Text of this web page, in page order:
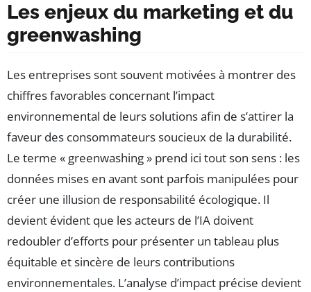
Les enjeux du marketing et du
greenwashing
Les entreprises sont souvent motivées à montrer des
chiffres favorables concernant l’impact
environnemental de leurs solutions afin de s’attirer la
faveur des consommateurs soucieux de la durabilité.
Le terme « greenwashing » prend ici tout son sens : les
données mises en avant sont parfois manipulées pour
créer une illusion de responsabilité écologique. Il
devient évident que les acteurs de l’IA doivent
redoubler d’efforts pour présenter un tableau plus
équitable et sincère de leurs contributions
environnementales. L’analyse d’impact précise devient